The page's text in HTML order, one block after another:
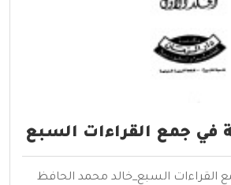
في جمع القراءات السبع
القراءات السبع_خالد محمد الحافظ